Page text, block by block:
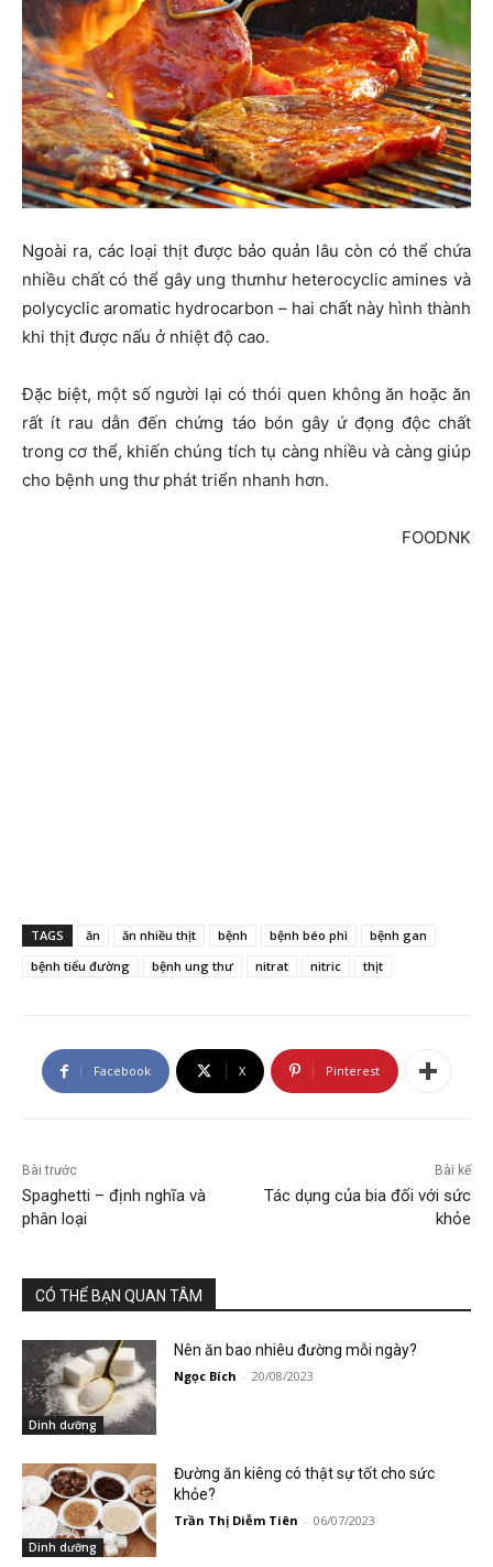
Ngoài ra, các loại thịt được bảo quản lâu còn có thể chứa
nhiều chất có thể gây ung thưnhư heterocyclic amines và
polycyclic aromatic hydrocarbon – hai chất này hình thành
khi thịt được nấu ở nhiệt độ cao.
Đặc biệt, một số người lại có thói quen không ăn hoặc ăn
rất ít rau dẫn đến chứng táo bón gây ứ đọng độc chất
trong cơ thể, khiến chúng tích tụ càng nhiều và càng giúp
cho bệnh ung thư phát triển nhanh hơn.
FOODNK
TAGS ăn ăn nhiều thịt bệnh bệnh béo phì
bệnh gan
bệnh tiểu đường
bệnh ung thư nitrat nitric thịt
Facebook X Pinterest
Bài trước
Spaghetti – định nghĩa và
phân loại
Bài kế
Tác dụng của bia đối với sức
khỏe
CÓ THỂ BẠN QUAN TÂM
Dinh dưỡng
Nên ăn bao nhiêu đường mỗi ngày?
Ngọc Bích - 20/08/2023
Dinh dưỡng
Đường ăn kiêng có thật sự tốt cho sức
khỏe?
Trần Thị Diễm Tiên - 06/07/2023